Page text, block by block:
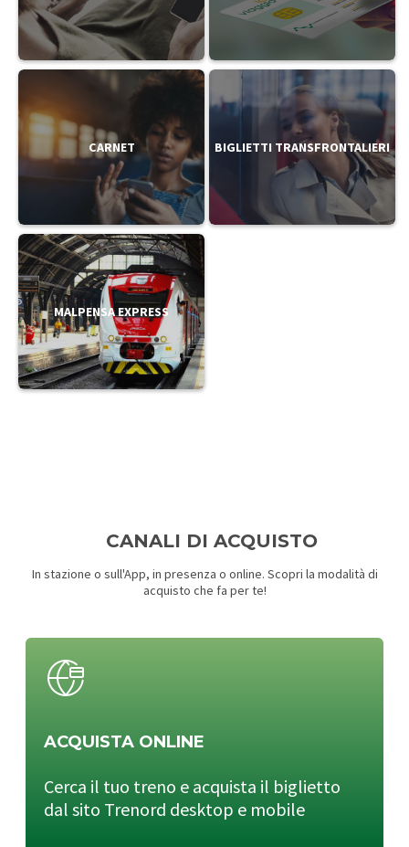
CARNET BIGLIETTI TRANSFRONTALIERI
MALPENSA EXPRESS
CANALI DI ACQUISTO
In stazione o sull'App, in presenza o online. Scopri la modalità di
acquisto che fa per te!
ACQUISTA ONLINE
Cerca il tuo treno e acquista il biglietto
dal sito Trenord desktop e mobile